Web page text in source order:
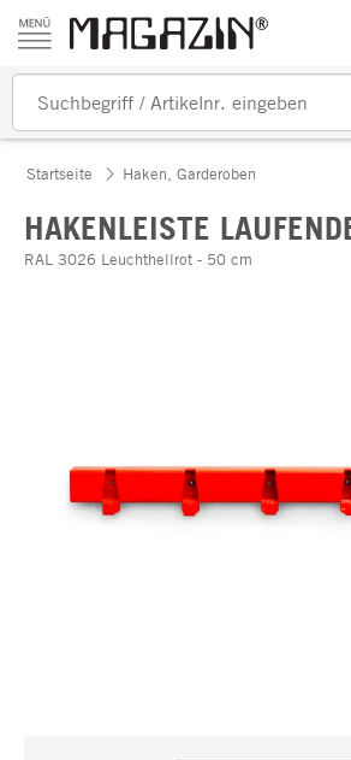
Zum Inhalt springen
Startseite Haken, Garderoben
HAKENLEISTE
RAL 3026 Leuchthellrot - 50 cm